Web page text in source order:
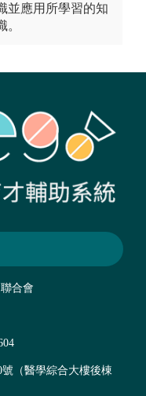
並應用所學習的知
。
合會
號（醫學綜合大樓後棟